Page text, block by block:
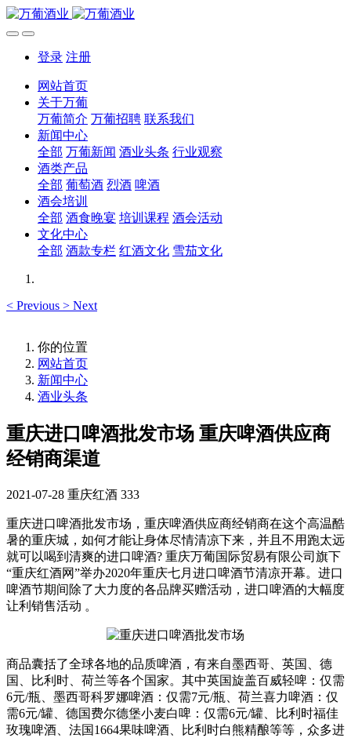
登录 注册
网站首页
关于万葡
万葡简介 万葡招聘 联系我们
新闻中心
全部 万葡新闻 酒业头条 行业观察
酒类产品
全部 葡萄酒 烈酒 啤酒
酒会培训
全部 酒食晚宴 培训课程 酒会活动
文化中心
全部 酒款专栏 红酒文化 雪茄文化
< Previous > Next
你的位置
网站首页
新闻中心
酒业头条
重庆进口啤酒批发市场 重庆啤酒供应商
经销商渠道
2021-07-28 重庆红酒 333
重庆进口啤酒批发市场，重庆啤酒供应商经销商在这个高温酷
暑的重庆城，如何才能让身体尽情清凉下来，并且不用跑太远
就可以喝到清爽的进口啤酒? 重庆万葡国际贸易有限公司旗下
“重庆红酒网”举办2020年重庆七月进口啤酒节清凉开幕。进口
啤酒节期间除了大力度的各品牌买赠活动，进口啤酒的大幅度
让利销售活动 。
商品囊括了全球各地的品质啤酒，有来自墨西哥、英国、德
国、比利时、荷兰等各个国家。其中英国旋盖百威轻啤：仅需
6元/瓶、墨西哥科罗娜啤酒：仅需7元/瓶、荷兰喜力啤酒：仅
需6元/罐、德国费尔德堡小麦白啤：仅需6元/罐、比利时福佳
玫瑰啤酒、法国1664果味啤酒、比利时白熊精酿等等，众多进